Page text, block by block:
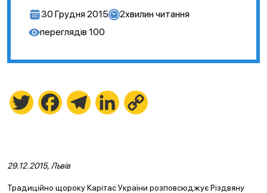
30 Грудня 2015 2хвилин читання
переглядів 100
Twitter FacebookTelegramLinkedIn
29.12.2015, Львів
Традиційно щороку Карітас України розповсюджує Різдвяну